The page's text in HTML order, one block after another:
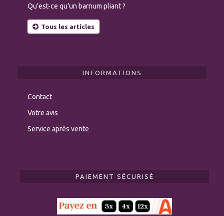
Qu’est-ce qu’un barnum pliant ?
Tous les articles
INFORMATIONS
Contact
Votre avis
Service après vente
PAIEMENT SÉCURISÉ